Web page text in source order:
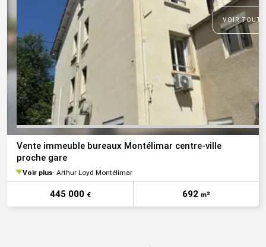
VOIR
Vente immeuble bureaux Montélimar centre-ville
proche gare
Voir plus Arthur Loyd Montélimar
445 000 € 692 m²